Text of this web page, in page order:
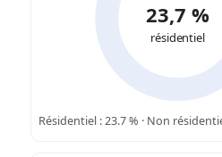
23,7 %
résidentiel
Résidentiel : 23.7 % · Non